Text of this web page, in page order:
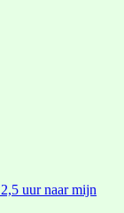
uur naar mijn